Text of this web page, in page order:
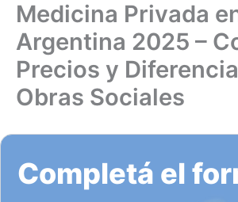
contenido
Medicina Privada
Argentina 2025 –
Precios y
Obras Sociales
Completá el